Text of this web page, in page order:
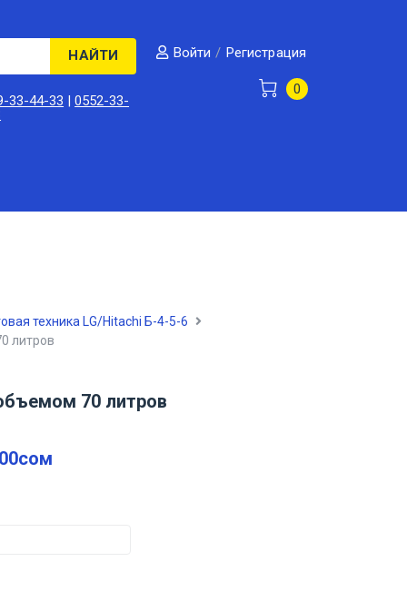
НАЙТИ
33-44-33 |0552-33-
Войти / Регистрация
0
техника LG/Hitachi Б-4-5-6
литров
70 литров
сом